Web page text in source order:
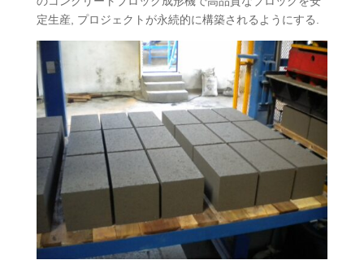
定生産, プロジェクトが永続的に構築されるようにする.